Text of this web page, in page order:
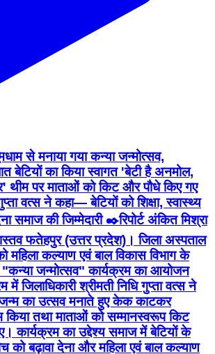
से मनाया गया कन्या जन्मोत्सव,
बेटियों का किया स्वागत 'बेटी है अनमोल,
थीम पर माताओं को किट और पौधे किए गए
वत्स ने कहा— बेटियों को शिक्षा, स्वास्थ्य
की जिम्मेदारी ✒️रिपोर्ट अंकित मिश्रा
फतेहपुर (उत्तर प्रदेश)। जिला अस्पताल
महिला कल्याण एवं बाल विकास विभाग के
जन्मोत्सव" कार्यक्रम का आयोजन
में जिलाधिकारी श्रीमती निधि गुप्ता वत्स ने
का उत्सव मनाते हुए केक काटकर
किया तथा माताओं को सम्मानस्वरूप किट
कार्यक्रम का उद्देश्य समाज में बेटियों के
को बढ़ावा देना और महिला एवं बाल कल्याण